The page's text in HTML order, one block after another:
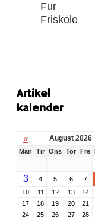
Fur
Friskole
Artikel
kalender
« August 2026
Man Tir Ons Tor Fre
3
4 5 6 7
10
11 12 13 14
17
18 19 20 21
24
25 26 27 28